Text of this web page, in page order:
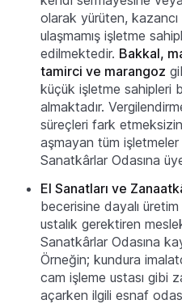
olarak yürüten,
ulaşmamış işletme
edilmektedir. Bakkal,
tamirci ve marangoz
küçük işletme sahipleri
almaktadır.
süreçleri fark
aşmayan tüm
Sanatkârlar Odasına
El Sanatları ve
becerisine dayalı
ustalık gerektiren
Sanatkârlar Odasına
Örneğin; kundura
cam işleme ustası gibi
açarken ilgili esnaf